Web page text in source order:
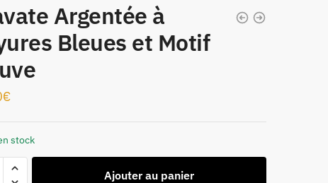
Argentée à
Bleues et Motif
€
stock
Ajouter au panier